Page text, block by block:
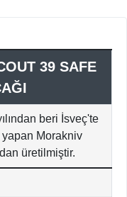
39 SAFE
beri İsveç'te
yapan Morakniv
üretilmiştir.